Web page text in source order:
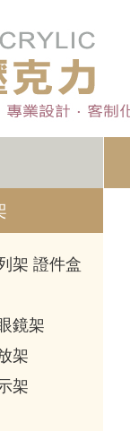
架 證件盒
鏡架
架
架